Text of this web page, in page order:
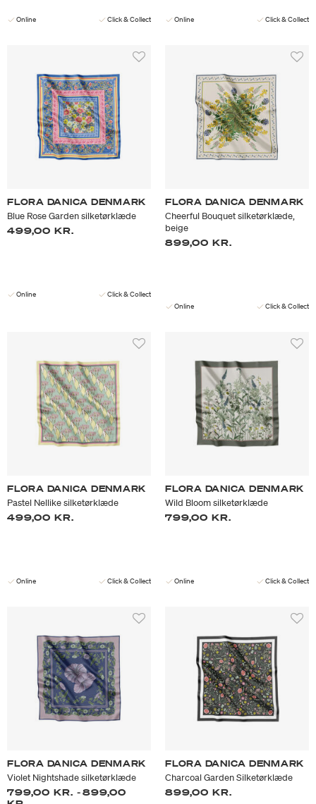
Online Click & Collect Online Click & Collect
FLORA DANICA DENMARK
Blue Rose Garden silketørklæde
499,00 KR.
Online Click & Collect
FLORA DANICA DENMARK
Cheerful Bouquet silketørklæde,
beige
899,00 KR.
Online Click & Collect
FLORA DANICA DENMARK
Pastel Nellike silketørklæde
499,00 KR.
Online Click & Collect
FLORA DANICA DENMARK
Wild Bloom silketørklæde
799,00 KR.
Online Click & Collect
FLORA DANICA DENMARK
Violet Nightshade silketørklæde
799,00 KR. -899,00
FLORA DANICA DENMARK
Charcoal Garden Silketørklæde
899,00 KR.